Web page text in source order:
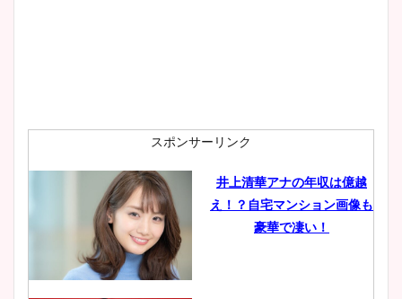
スポンサーリンク
井上清華アナの年収は億越
え！？自宅マンション画像も
豪華で凄い！